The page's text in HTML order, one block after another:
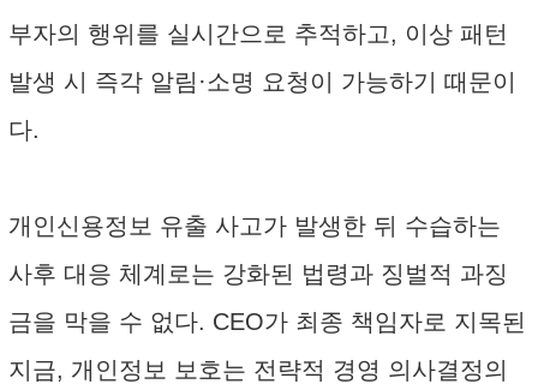
부자의 행위를 실시간으로 추적하고, 이상 패턴
발생 시 즉각 알림·소명 요청이 가능하기 때문이
다.
개인신용정보 유출 사고가 발생한 뒤 수습하는
사후 대응 체계로는 강화된 법령과 징벌적 과징
금을 막을 수 없다. CEO가 최종 책임자로 지목된
지금, 개인정보 보호는 전략적 경영 의사결정의